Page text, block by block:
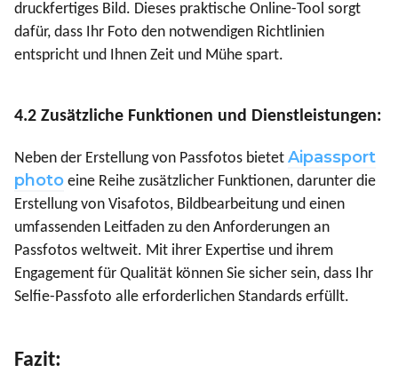
druckfertiges Bild. Dieses praktische Online-Tool sorgt
dafür, dass Ihr Foto den notwendigen Richtlinien
entspricht und Ihnen Zeit und Mühe spart.
4.2 Zusätzliche Funktionen und Dienstleistungen:
Neben der Erstellung von Passfotos bietet Aipassport
photo eine Reihe zusätzlicher Funktionen, darunter die
Erstellung von Visafotos, Bildbearbeitung und einen
umfassenden Leitfaden zu den Anforderungen an
Passfotos weltweit. Mit ihrer Expertise und ihrem
Engagement für Qualität können Sie sicher sein, dass Ihr
Selfie-Passfoto alle erforderlichen Standards erfüllt.
Fazit: